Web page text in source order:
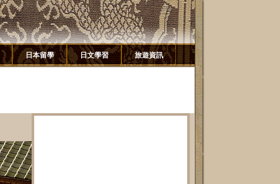
日本留學 日文學習 旅遊資訊